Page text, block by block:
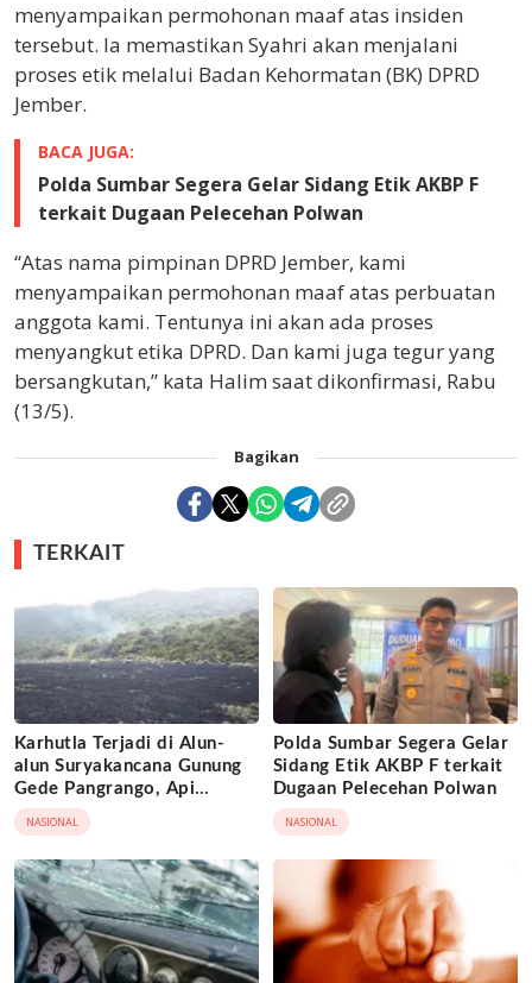
menyampaikan permohonan maaf atas insiden
tersebut. Ia memastikan Syahri akan menjalani
proses etik melalui Badan Kehormatan (BK) DPRD
Jember.
BACA JUGA:
Polda Sumbar Segera Gelar Sidang Etik AKBP F
terkait Dugaan Pelecehan Polwan
“Atas nama pimpinan DPRD Jember, kami
menyampaikan permohonan maaf atas perbuatan
anggota kami. Tentunya ini akan ada proses
menyangkut etika DPRD. Dan kami juga tegur yang
bersangkutan,” kata Halim saat dikonfirmasi, Rabu
(13/5).
Bagikan
TERKAIT
Karhutla Terjadi di Alun-
alun Suryakancana Gunung
Gede Pangrango, Api
Berhasil Dipadamka
NASIONAL
Polda Sumbar Segera Gelar
Sidang Etik AKBP F terkait
Dugaan Pelecehan Polwan
NASIONAL